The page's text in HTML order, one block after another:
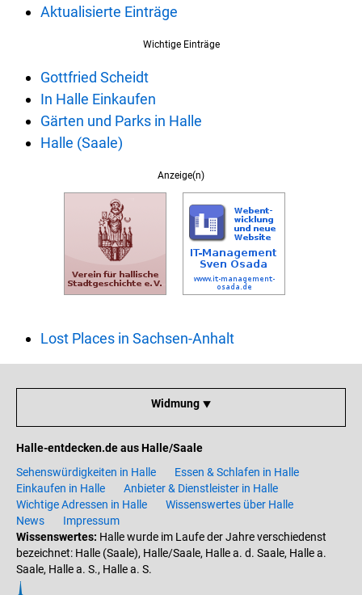
Aktualisierte Einträge
Wichtige Einträge
Gottfried Scheidt
In Halle Einkaufen
Gärten und Parks in Halle
Halle (Saale)
Anzeige(n)
Lost Places in Sachsen-Anhalt
Widmung ⯆
Halle-entdecken.de aus Halle/Saale
Sehenswürdigkeiten in Halle
Essen & Schlafen in Halle
Einkaufen in Halle
Anbieter & Dienstleister in Halle
Wichtige Adressen in Halle
Wissenswertes über Halle
News
Impressum
Wissenswertes: Halle wurde im Laufe der Jahre verschiedenst
bezeichnet: Halle (Saale), Halle/Saale, Halle a. d. Saale, Halle a.
Saale, Halle a. S., Halle a. S.